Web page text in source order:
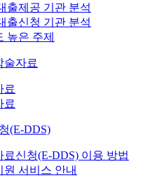
출제공 기관 분석
출신청 기관 분석
높은 주제
술자료
료
료
(E-DDS)
료신청(E-DDS) 이용 방법
원 서비스 안내